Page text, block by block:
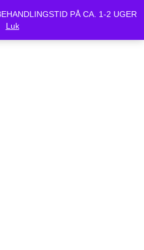
Tirsdag d.25/6. Alle bestilte
6.
PÅ CA. 1-2 UGER
Luk